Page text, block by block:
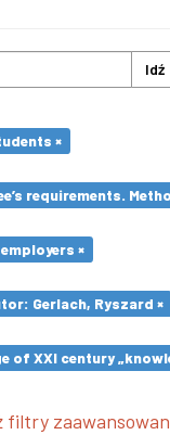
Idź
×
requirements.
×
Gerlach, Ryszard ×
XXI century
filtry